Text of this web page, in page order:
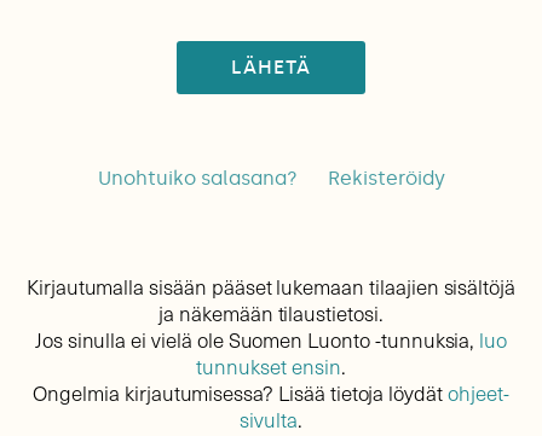
LÄHETÄ
Unohtuiko salasana? Rekisteröidy
Kirjautumalla sisään pääset lukemaan tilaajien sisältöjä
ja näkemään tilaustietosi.
Jos sinulla ei vielä ole Suomen Luonto -tunnuksia, luo
tunnukset ensin.
Ongelmia kirjautumisessa? Lisää tietoja löydätohjeet-
sivulta.